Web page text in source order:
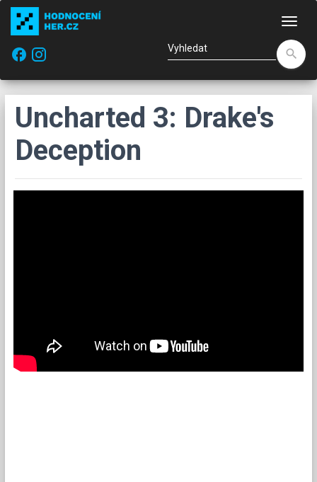
facebook
search
Uncharted 3: Drake's
Deception